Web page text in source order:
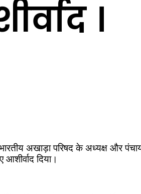
।
अखाड़ा परिषद के अध्यक्ष और
दिया।